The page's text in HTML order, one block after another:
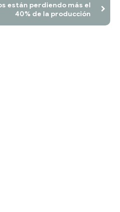
están perdiendo más el
40% de la producción